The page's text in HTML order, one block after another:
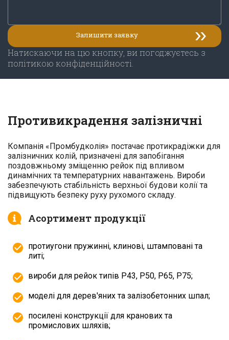
Натискаючи на цю кнопку, ви погоджуєтесь з
політикою конфіденційності.
Противикрадення залізничні
Компанія «Промбудколія» постачає протикрадіжки для
залізничних колій, призначені для запобігання
поздовжньому зміщенню рейок під впливом
динамічних та температурних навантажень. Вироби
забезпечують стабільність верхньої будови колії та
підвищують безпеку руху рухомого складу.
Асортимент продукції
протиугони пружинні, клинові, штамповані та
литі;
вироби для рейок типів Р43, Р50, Р65, Р75;
моделі для дерев'яних та залізобетонних шпал;
посилені конструкції для кранових та
промислових шляхів;